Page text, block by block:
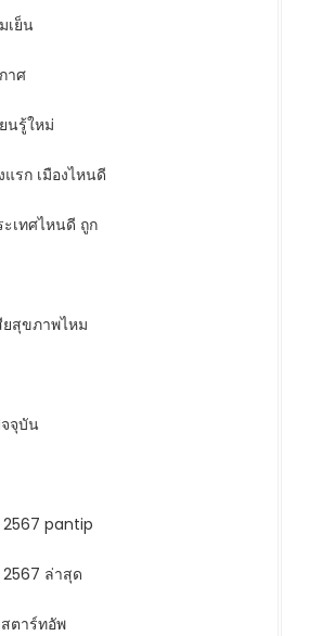
เย็น
าศ
นรู้ใหม่
รก เมืองไหนดี
ะเทศไหนดี ถูก
ยสุขภาพไหม
จุบัน
2567 pantip
2567 ล่าสุด
ตาร์ทอัพ